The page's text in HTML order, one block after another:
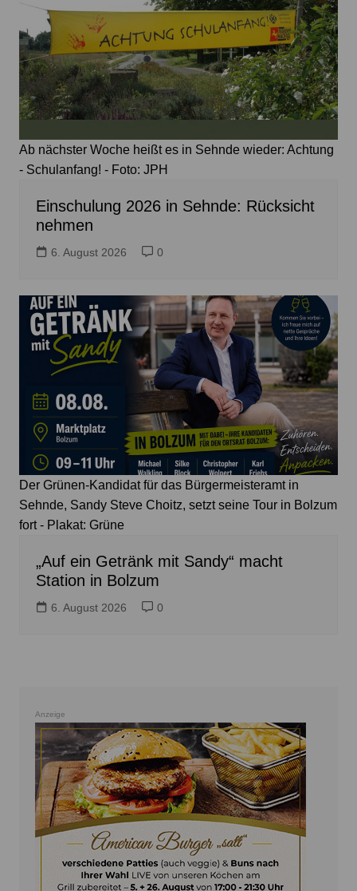
Ab nächster Woche heißt es in Sehnde wieder: Achtung
- Schulanfang! - Foto: JPH
Einschulung 2026 in Sehnde: Rücksicht
nehmen
6. August 2026 0
Der Grünen-Kandidat für das Bürgermeisteramt in
Sehnde, Sandy Steve Choitz, setzt seine Tour in Bolzum
fort - Plakat: Grüne
„Auf ein Getränk mit Sandy“ macht
Station in Bolzum
6. August 2026 0
Anzeige